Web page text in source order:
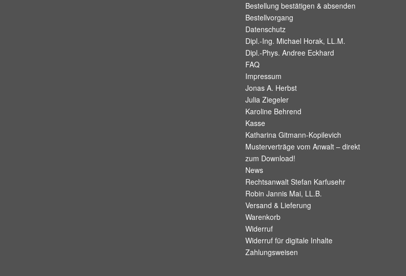
Bestellung bestätigen & absenden
Bestellvorgang
Datenschutz
Dipl.-Ing. Michael Horak, LL.M.
Dipl.-Phys. Andree Eckhard
FAQ
Impressum
Jonas A. Herbst
Julia Ziegeler
Karoline Behrend
Kasse
Katharina Gitmann-Kopilevich
Musterverträge vom Anwalt – direkt
zum Download!
News
Rechtsanwalt Stefan Karfusehr
Robin Jannis Mai, LL.B.
Versand & Lieferung
Warenkorb
Widerruf
Widerruf für digitale Inhalte
Zahlungsweisen